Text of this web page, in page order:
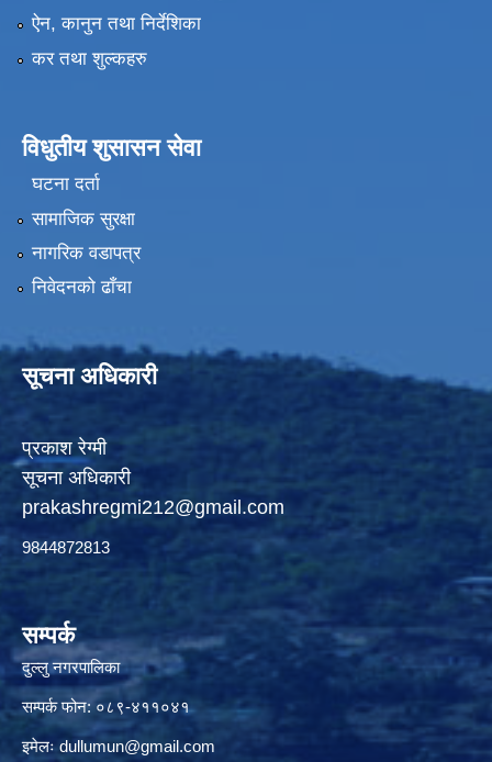
ऐन, कानुन तथा निर्देशिका
कर तथा शुल्कहरु
विधुतीय शुसासन सेवा
घटना दर्ता
सामाजिक सुरक्षा
नागरिक वडापत्र
निवेदनको ढाँचा
सूचना अधिकारी
प्रकाश रेग्मी
सूचना अधिकारी
prakashregmi212@gmail.com
9844872813
सम्पर्क
दुल्लु नगरपालिका
सम्पर्क फोन: ०८९-४११०४१
इमेलःdullumun@gmail.com